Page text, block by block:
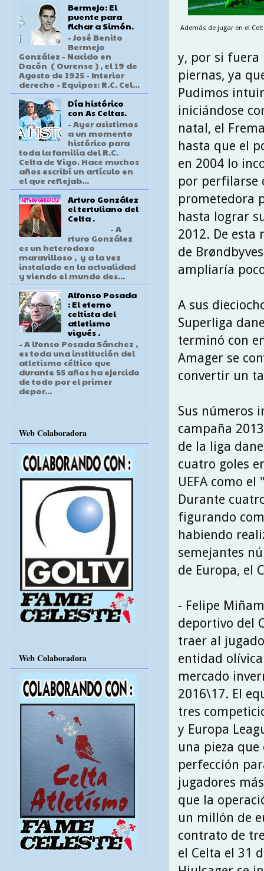
Además de jugar en el
y, por si fuera
piernas, ya
Pudimos
iniciándose
natal, el
hasta que el
en 2004 lo
por perfilarse
prometedora
hasta lograr
2012. De
de
ampliaría
A sus
Superliga
terminó con
Amager se
convertir un
Sus números
campaña
de la liga
cuatro goles
UEFA como
Durante
figurando
habiendo
semejantes
de Europa, el
- Felipe
deportivo del
traer al
entidad
mercado
2016\17. El
tres
y Europa
una pieza
perfección
jugadores
que la
un millón de
contrato de
el Celta el 31
Bermejo: El
puente para
fichar a Simón.
- José Benito
Bermejo
González - Nacido en
Dacón ( Ourense ) , el 19 de
Agosto de 1925 - Interior
derecho - Equipos: R.C. Cel...
Día histórico
con As Celtas.
- Ayer asistimos
a un momento
histórico para
toda la familia del R.C.
Celta de Vigo. Hace muchos
años escribí un artículo en
el que reflejab...
Arturo González
el tertuliano del
Celta .
- A
rturo González
es un heterodoxo
maravilloso , y a la vez
instalado en la actualidad
y viendo el mundo des...
Alfonso Posada
: El eterno
celtista del
atletismo
vigués .
- A lfonso Posada Sánchez ,
es toda una institución del
atletismo céltico que
durante 55 años ha ejercido
de todo por el primer
depor...
Web Colaboradora
Web Colaboradora